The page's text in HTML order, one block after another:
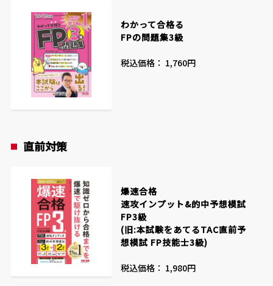
わかって合格る
FPの問題集3級
税込価格： 1,760円
直前対策
爆速合格
速攻インプット&的中予想模試
FP3級
(旧:本試験をあてるTAC直前予
想模試 FP技能士3級)
税込価格： 1,980円